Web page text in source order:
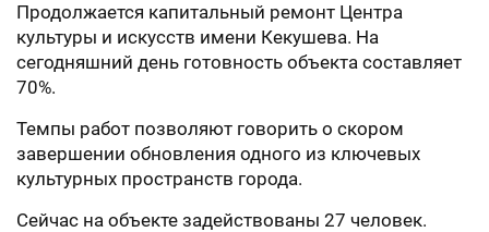
Продолжается капитальный ремонт Центра
культуры и искусств имени Кекушева. На
сегодняшний день готовность объекта составляет
70%.
Темпы работ позволяют говорить о скором
завершении обновления одного из ключевых
культурных пространств города.
Сейчас на объекте задействованы 27 человек.